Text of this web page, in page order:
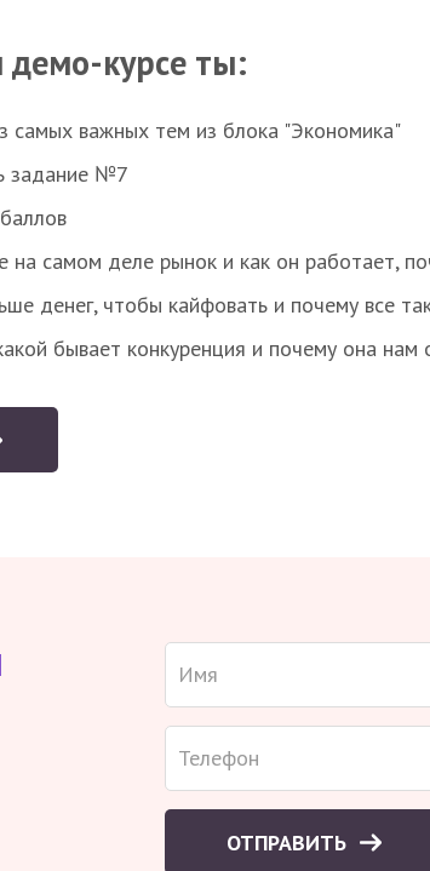
демо-курсе ты:
самых важных тем из блока "Экономика"
задание №7
на самом деле рынок и как он работает,
денег, чтобы кайфовать и почему все
бывает конкуренция и почему она нам
ОТПРАВИТЬ